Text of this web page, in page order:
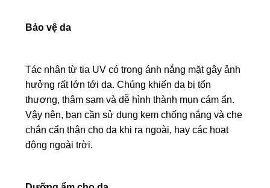
Bảo vệ da
Tác nhân từ tia UV có trong ánh nắng mặt gây ảnh
hưởng rất lớn tới da. Chúng khiến da bị tổn
thương, thâm sạm và dễ hình thành mụn cám ẩn.
Vậy nên, bạn cần sử dụng kem chống nắng và che
chắn cẩn thận cho da khi ra ngoài, hay các hoạt
động ngoài trời.